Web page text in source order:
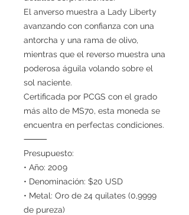
El anverso muestra a Lady Liberty
avanzando con confianza con una
antorcha y una rama de olivo,
mientras que el reverso muestra una
poderosa águila volando sobre el
sol naciente.
Certificada por PCGS con el grado
más alto de MS70, esta moneda se
encuentra en perfectas condiciones.
⸻
Presupuesto:
• Año: 2009
• Denominación: $20 USD
• Metal: Oro de 24 quilates (0,9999
de pureza)